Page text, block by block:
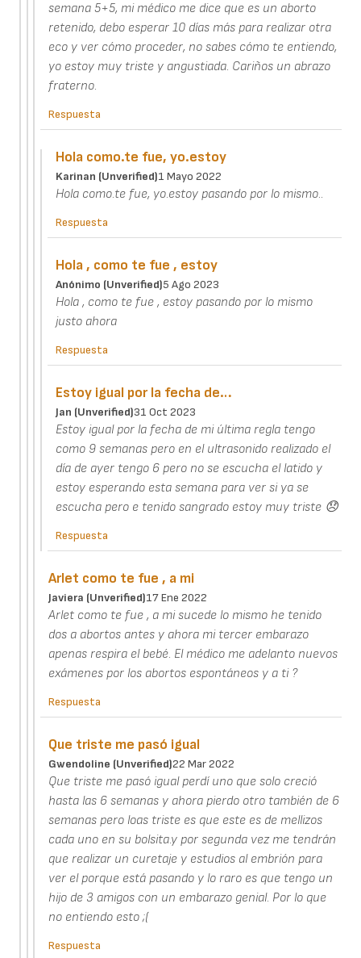
semana 5+5, mi médico me dice que es un aborto
retenido, debo esperar 10 días más para realizar otra
eco y ver cómo proceder, no sabes cómo te entiendo,
yo estoy muy triste y angustiada. Cariños un abrazo
fraterno.
Respuesta
Hola como.te fue, yo.estoy
Karinan (unverified)1 Mayo 2022
Hola como.te fue, yo.estoy pasando por lo mismo..
Respuesta
Hola , como te fue , estoy
Anónimo (unverified)5 Ago 2023
Hola , como te fue , estoy pasando por lo mismo
justo ahora
Respuesta
Estoy igual por la fecha de…
Jan (unverified)31 Oct 2023
Estoy igual por la fecha de mi última regla tengo
como 9 semanas pero en el ultrasonido realizado el
día de ayer tengo 6 pero no se escucha el latido y
estoy esperando esta semana para ver si ya se
escucha pero e tenido sangrado estoy muy triste 😞
Respuesta
Arlet como te fue , a mi
Javiera (unverified)17 Ene 2022
Arlet como te fue , a mi sucede lo mismo he tenido
dos a abortos antes y ahora mi tercer embarazo
apenas respira el bebé. El médico me adelanto nuevos
exámenes por los abortos espontáneos y a ti ?
Respuesta
Que triste me pasó igual
Gwendoline (unverified)22 Mar 2022
Que triste me pasó igual perdí uno que solo creció
hasta las 6 semanas y ahora pierdo otro también de 6
semanas pero loas triste es que este es de mellizos
cada uno en su bolsita.y por segunda vez me tendrán
que realizar un curetaje y estudios al embrión para
ver el porque está pasando y lo raro es que tengo un
hijo de 3 amigos con un embarazo genial. Por lo que
no entiendo esto ;(
Respuesta